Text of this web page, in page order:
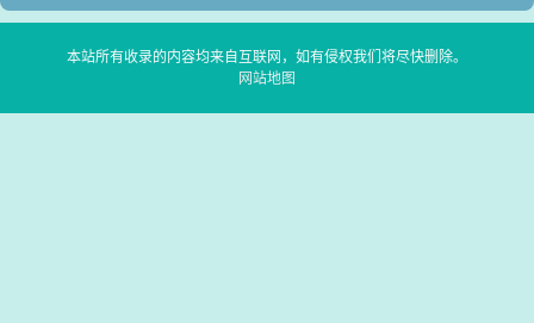
本站所有收录的内容均来自互联网，如有侵权我们将尽快删除。
网站地图